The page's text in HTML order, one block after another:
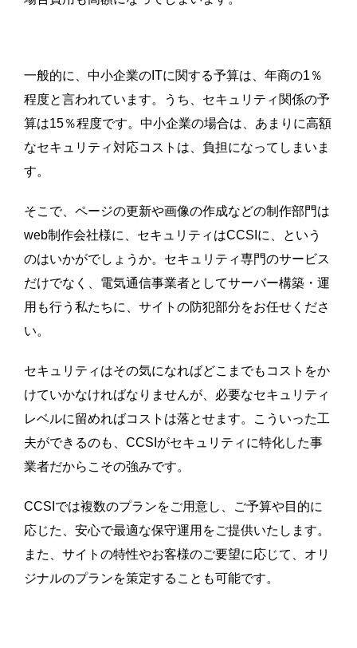
一般的に、中小企業のITに関する予算は、年商の1％
程度と言われています。うち、セキュリティ関係の予
算は15％程度です。中小企業の場合は、あまりに高額
なセキュリティ対応コストは、負担になってしまいま
す。
そこで、ページの更新や画像の作成などの制作部門は
web制作会社様に、セキュリティはCCSIに、という
のはいかがでしょうか。セキュリティ専門のサービス
だけでなく、電気通信事業者としてサーバー構築・運
用も行う私たちに、サイトの防犯部分をお任せくださ
い。
セキュリティはその気になればどこまでもコストをか
けていかなければなりませんが、必要なセキュリティ
レベルに留めればコストは落とせます。こういった工
夫ができるのも、CCSIがセキュリティに特化した事
業者だからこその強みです。
CCSIでは複数のプランをご用意し、ご予算や目的に
応じた、安心で最適な保守運用をご提供いたします。
また、サイトの特性やお客様のご要望に応じて、オリ
ジナルのプランを策定することも可能です。